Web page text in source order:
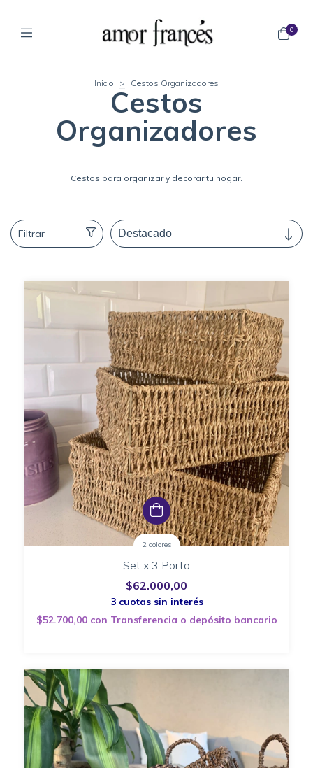
0
Inicio > Cestos Organizadores
Cestos
Organizadores
Cestos para organizar y decorar tu hogar.
Filtrar
2 colores
Set x 3 Porto
$62.000,00
$52.700,00 con Transferencia o depósito bancario